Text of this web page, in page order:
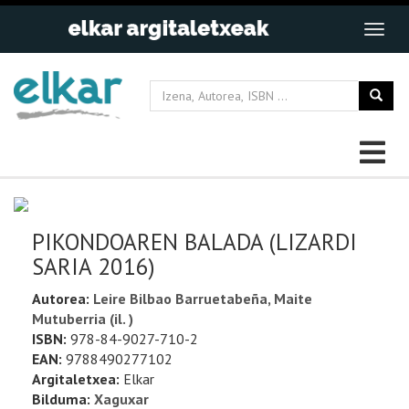
PIKONDOAREN BALADA (LIZARDI
SARIA 2016)
Autorea: Leire Bilbao Barruetabeña, Maite
Mutuberria (il. )
ISBN: 978-84-9027-710-2
EAN: 9788490277102
Argitaletxea: Elkar
Bilduma: Xaguxar